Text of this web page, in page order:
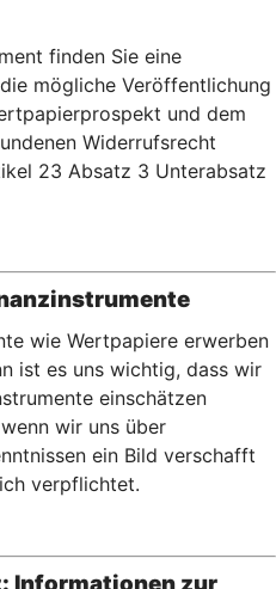
finden Sie eine
mögliche Veröffentlichung
und dem
Widerrufsrecht
23 Absatz 3 Unterabsatz
wie Wertpapiere erwerben
ist es uns wichtig, dass wir
einschätzen
wir uns über
ein Bild verschafft
verpflichtet.